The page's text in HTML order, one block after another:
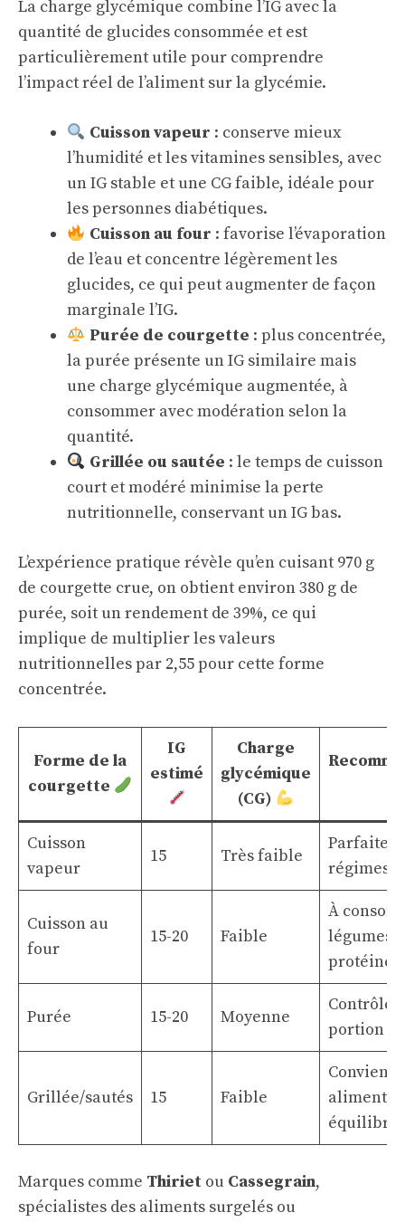
La charge glycémique combine l’IG avec la
quantité de glucides consommée et est
particulièrement utile pour comprendre
l’impact réel de l’aliment sur la glycémie.
Cuisson vapeur : conserve mieux
l’humidité et les vitamines sensibles, avec
un IG stable et une CG faible, idéale pour
les personnes diabétiques.
Cuisson au four : favorise l’évaporation
de l’eau et concentre légèrement les
glucides, ce qui peut augmenter de façon
marginale l’IG.
Purée de courgette : plus concentrée,
la purée présente un IG similaire mais
une charge glycémique augmentée, à
consommer avec modération selon la
quantité.
Grillée ou sautée : le temps de cuisson
court et modéré minimise la perte
nutritionnelle, conservant un IG bas.
L’expérience pratique révèle qu’en cuisant 970 g
de courgette crue, on obtient environ 380 g de
purée, soit un rendement de 39%, ce qui
implique de multiplier les valeurs
nutritionnelles par 2,55 pour cette forme
concentrée.
Forme de la
courgette
IG
estimé
Charge
glycémique
(CG)
Cuisson
vapeur
15 Très faible
Parfaite
régimes
Cuisson au
four
15-20 Faible
À
légumes
protéines
Purée 15-20 Moyenne
Contrôler
portion
Grillée/sautés 15 Faible
Convient
Marques comme Thiriet ou Cassegrain,
spécialistes des aliments surgelés ou